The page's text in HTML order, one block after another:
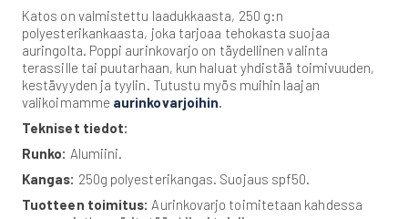
Katos on valmistettu laadukkaasta, 250 g:n
polyesterikankaasta, joka tarjoaa tehokasta suojaa
auringolta. Poppi aurinkovarjo on täydellinen valinta
terassille tai puutarhaan, kun haluat yhdistää toimivuuden,
kestävyyden ja tyylin. Tutustu myös muihin laajan
valikoimamme aurinkovarjoihin.
Tekniset tiedot:
Runko: Alumiini.
Kangas: 250g polyesterikangas. Suojaus spf50.
Tuotteen toimitus: Aurinkovarjo toimitetaan kahdessa